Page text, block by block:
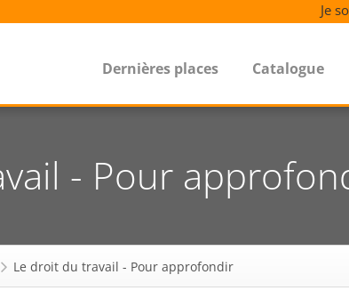
Je
Dernières places Catalogue
- Pour
Le droit du travail - Pour approfondir